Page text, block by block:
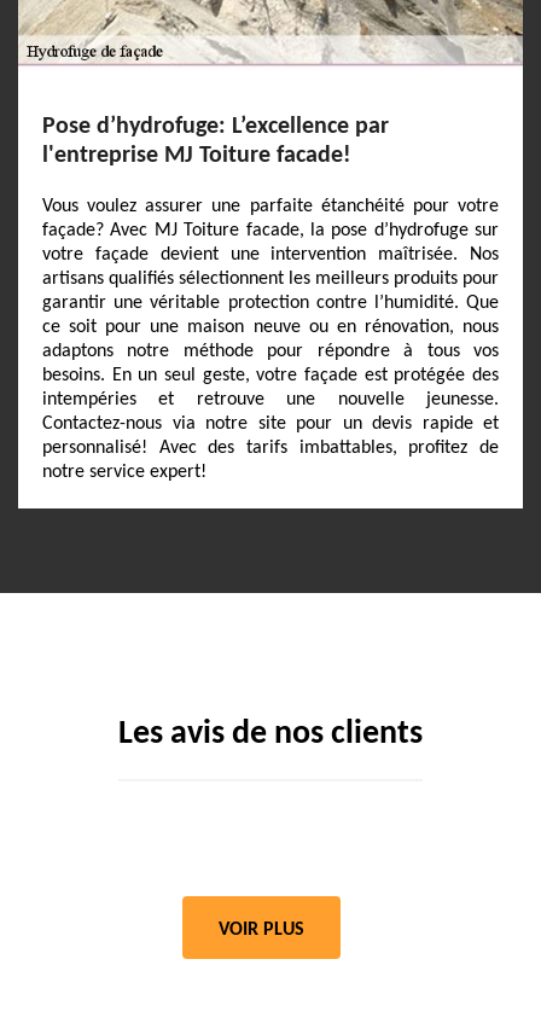
Pose d’hydrofuge: L’excellence par
l'entreprise MJ Toiture facade!
Vous voulez assurer une parfaite étanchéité pour votre
façade? Avec MJ Toiture facade, la pose d’hydrofuge sur
votre façade devient une intervention maîtrisée. Nos
artisans qualifiés sélectionnent les meilleurs produits pour
garantir une véritable protection contre l’humidité. Que
ce soit pour une maison neuve ou en rénovation, nous
adaptons notre méthode pour répondre à tous vos
besoins. En un seul geste, votre façade est protégée des
intempéries et retrouve une nouvelle jeunesse.
Contactez-nous via notre site pour un devis rapide et
personnalisé! Avec des tarifs imbattables, profitez de
notre service expert!
Les avis de nos clients
VOIR PLUS